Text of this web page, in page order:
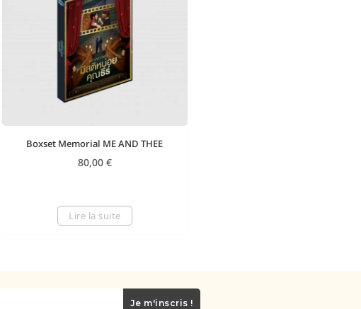
Boxset Memorial ME AND THEE
80,00 €
Lire la suite
Je m'inscris !